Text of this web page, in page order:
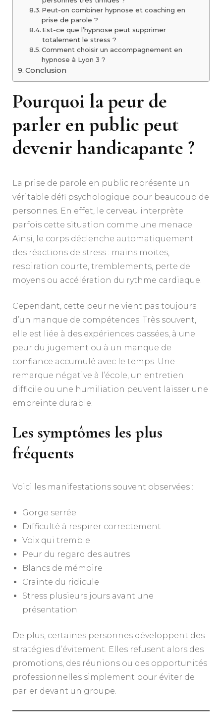
Peut-on combiner hypnose et coaching en
prise de parole ?
Est-ce que l’hypnose peut supprimer
totalement le stress ?
Comment choisir un accompagnement en
hypnose à Lyon 3 ?
Conclusion
Pourquoi la peur de
parler en public peut
devenir handicapante ?
La prise de parole en public représente un
véritable défi psychologique pour beaucoup de
personnes. En effet, le cerveau interprète
parfois cette situation comme une menace.
Ainsi, le corps déclenche automatiquement
des réactions de stress : mains moites,
respiration courte, tremblements, perte de
moyens ou accélération du rythme cardiaque.
Cependant, cette peur ne vient pas toujours
d’un manque de compétences. Très souvent,
elle est liée à des expériences passées, à une
peur du jugement ou à un manque de
confiance accumulé avec le temps. Une
remarque négative à l’école, un entretien
difficile ou une humiliation peuvent laisser une
empreinte durable.
Les symptômes les plus
fréquents
Voici les manifestations souvent observées :
Gorge serrée
Difficulté à respirer correctement
Voix qui tremble
Peur du regard des autres
Blancs de mémoire
Crainte du ridicule
Stress plusieurs jours avant une
présentation
De plus, certaines personnes développent des
stratégies d’évitement. Elles refusent alors des
promotions, des réunions ou des opportunités
professionnelles simplement pour éviter de
parler devant un groupe.